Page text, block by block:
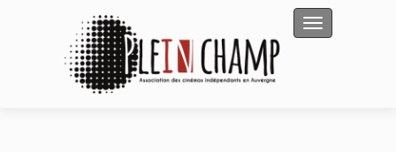
Afficher/